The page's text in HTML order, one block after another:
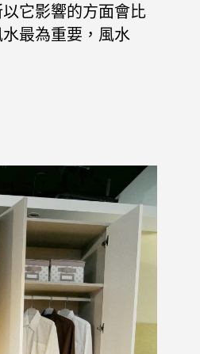
它影響的方面會比
最為重要，風水